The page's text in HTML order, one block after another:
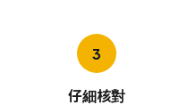
仔細核對